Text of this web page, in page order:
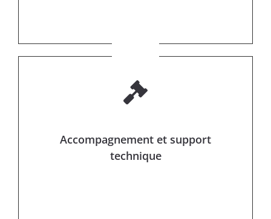
Accompagnement et support
technique